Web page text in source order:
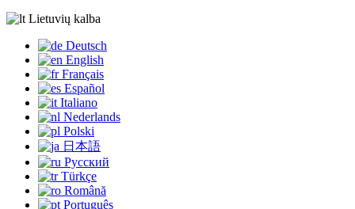
Lietuvių kalba
Deutsch
English
Français
Español
Italiano
Nederlands
Polski
日本語
Русский
Türkçe
Română
Português